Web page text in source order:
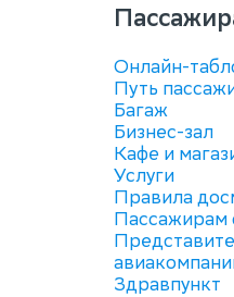
Онлайн-
Путь
Багаж
Бизнес-зал
Кафе и
Услуги
Правила
Пассажирам
Здравпункт